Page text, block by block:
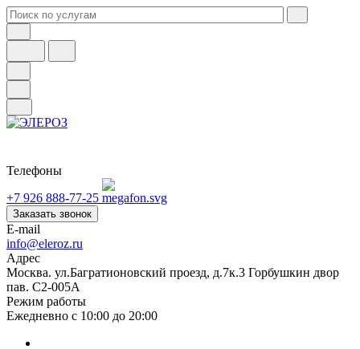
Телефоны
+7 926 888-77-25
Заказать звонок
E-mail
info@eleroz.ru
Адрес
Москва. ул.Багратионовский проезд, д.7к.3 Горбушкин двор
пав. C2-005A
Режим работы
Ежедневно с 10:00 до 20:00